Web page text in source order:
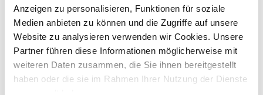
Anzeigen zu personalisieren, Funktionen für soziale
Medien anbieten zu können und die Zugriffe auf unsere
Website zu analysieren verwenden wir Cookies. Unsere
Partner führen diese Informationen möglicherweise mit
weiteren Daten zusammen, die Sie ihnen bereitgestellt
haben oder die sie im Rahmen Ihrer Nutzung der Dienste
gesammelt haben.
In den Warenkorb
Merken
ZUBEHÖR UND PASSENDE ARTIKEL: